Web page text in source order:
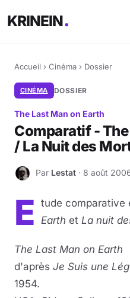
KRINEIN
Accueil › Cinéma › Dossier
CINÉMA DOSSIER
The Last Man on Earth
Comparatif -
/ La Nuit des
L Par Lestat · 8 août
E tude comparative
Earth et La nuit
The Last Man on Earth
d'après Je Suis une
1954.